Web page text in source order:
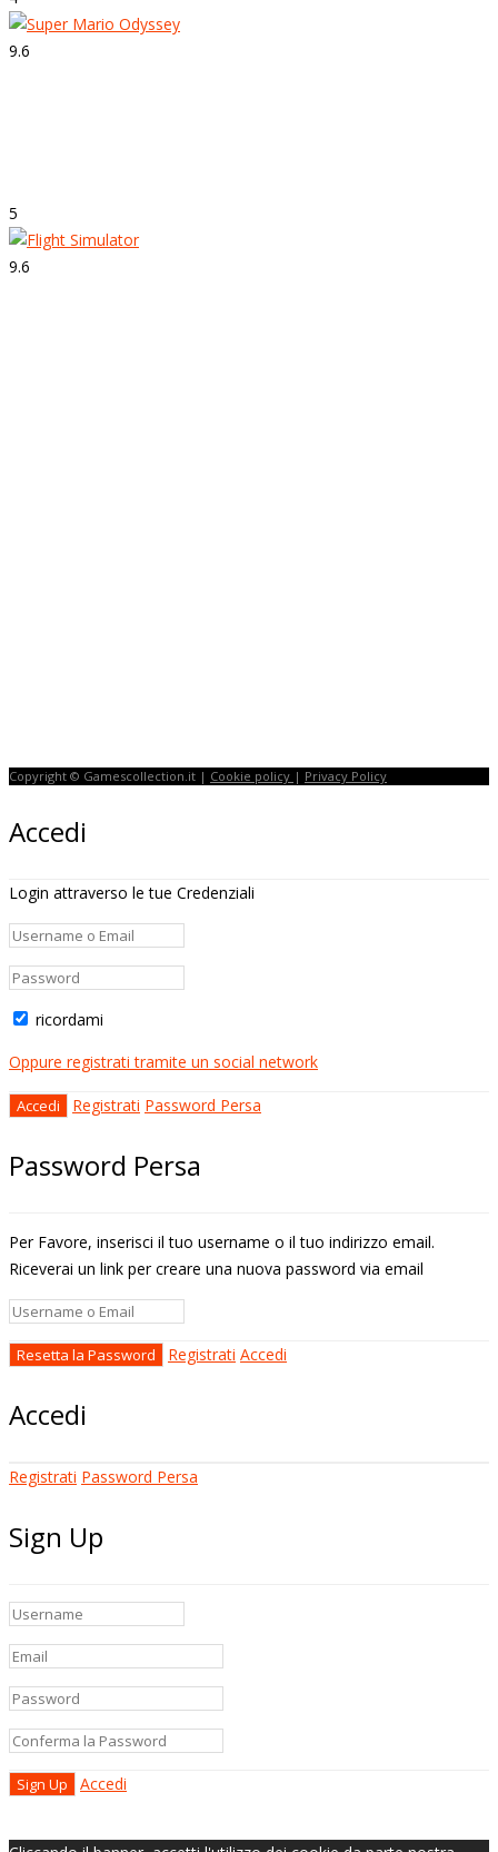
9.6
5
9.6
Copyright © Gamescollection.it | Cookie policy | Privacy Policy
Accedi
Login attraverso le tue Credenziali
ricordami
Oppure registrati tramite un social network
Registrati Password Persa
Password Persa
Per Favore, inserisci il tuo username o il tuo indirizzo email.
Riceverai un link per creare una nuova password via email
Registrati Accedi
Accedi
Registrati Password Persa
Sign Up
Accedi